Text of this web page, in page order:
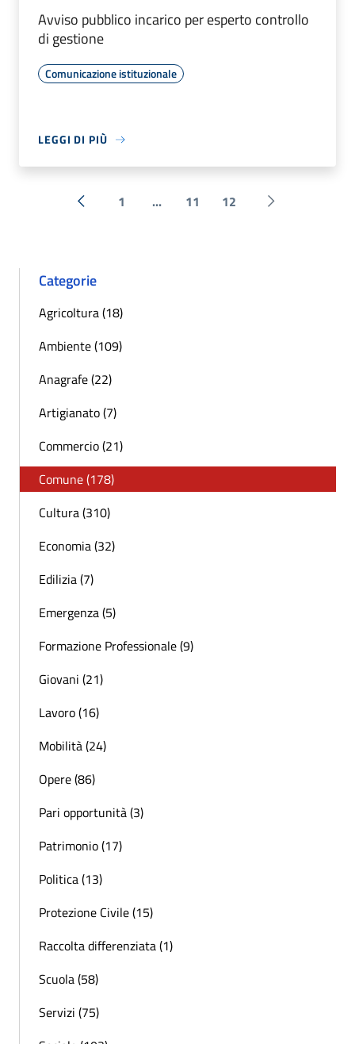
Avviso pubblico incarico per esperto controllo
di gestione
Comunicazione istituzionale
LEGGI DI PIÙ
« Precedente
1 ... 11 12 Successiva »
Categorie
Agricoltura (18)
Ambiente (109)
Anagrafe (22)
Artigianato (7)
Commercio (21)
Comune (178)
Cultura (310)
Economia (32)
Edilizia (7)
Emergenza (5)
Formazione Professionale (9)
Giovani (21)
Lavoro (16)
Mobilità (24)
Opere (86)
Pari opportunità (3)
Patrimonio (17)
Politica (13)
Protezione Civile (15)
Raccolta differenziata (1)
Scuola (58)
Servizi (75)